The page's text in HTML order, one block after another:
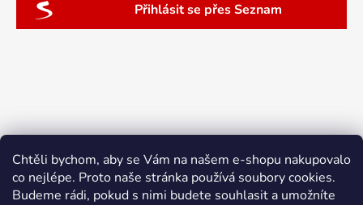
Chtěli bychom, aby se Vám na našem e-shopu nakupovalo
co nejlépe. Proto naše stránka používá soubory cookies.
Budeme rádi, pokud s nimi budete souhlasit a umožníte
Přihlásit se přes Seznam